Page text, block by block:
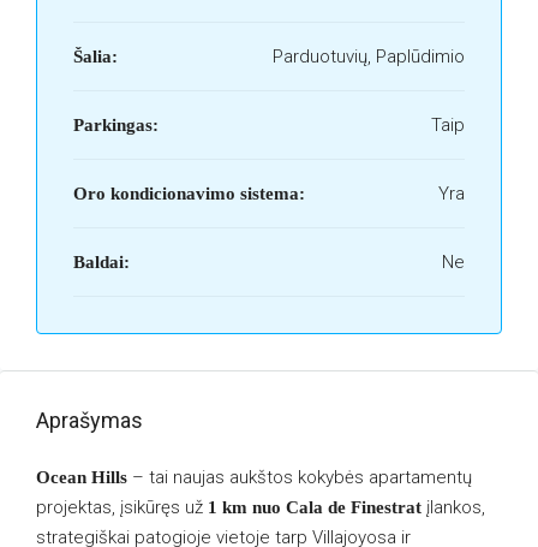
Šalia: Parduotuvių, Paplūdimio
Parkingas: Taip
Oro kondicionavimo sistema: Yra
Baldai: Ne
Aprašymas
Ocean Hills – tai naujas aukštos kokybės apartamentų
projektas, įsikūręs už 1 km nuo Cala de Finestrat įlankos,
strategiškai patogioje vietoje tarp Villajoyosa ir